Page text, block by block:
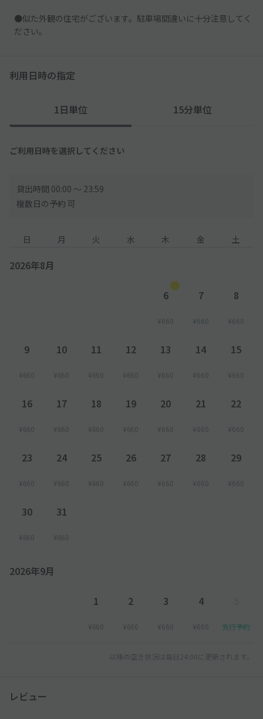
●似た外観の住宅がございます。駐車場間違いに十分注意してく
ださい。
利用日時の指定
1日単位 15分単位
ご利用日時を選択してください
貸出時間 00:00 〜 23:59
複数日の予約 可
日 月 火 水 木 金 土
2026年8月
6
¥660
7
¥660
8
¥660
9
¥660
10
¥660
11
¥660
12
¥660
13
¥660
14
¥660
15
¥660
16
¥660
17
¥660
18
¥660
19
¥660
20
¥660
21
¥660
22
¥660
23
¥660
24
¥660
25
¥660
26
¥660
27
¥660
28
¥660
29
¥660
30
¥660
31
¥660
2026年9月
1
¥660
2
¥660
3
¥660
4
¥660 先行予約
以降の空き状況は毎日24:00に更新されます。
レビュー